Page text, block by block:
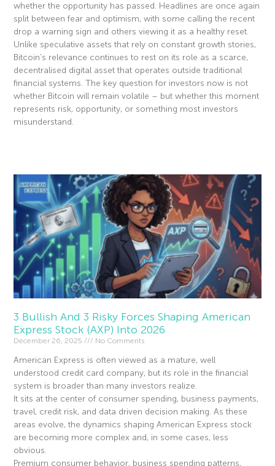
whether the opportunity has passed. Headlines are once again
split between fear and optimism, with some calling the recent
drop a warning sign and others viewing it as a healthy reset.
Unlike speculative assets that rely on constant growth stories,
Bitcoin’s relevance continues to rest on its role as a scarce,
decentralised digital asset that operates outside traditional
financial systems. The key question for investors now is not
whether Bitcoin will remain volatile – but whether this moment
represents risk, opportunity, or something most investors
misunderstand.
3 Bullish And 3 Risky Forces Shaping American
Express Stock (AXP) Into 2026
December 26, 2025 No Comments
American Express is often viewed as a mature, well
understood credit card company, but its role in the financial
system is broader than many investors realize.
It sits at the center of consumer spending, business payments,
travel, credit risk, and data driven decision making. As these
areas evolve, the dynamics shaping American Express stock
are becoming more complex and, in some cases, less
obvious.
Premium consumer behavior, business spending patterns,